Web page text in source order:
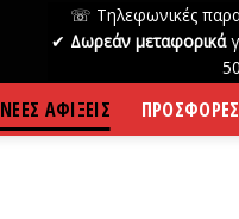
☏ Τηλεφωνικές
✔ Δωρεάν μεταφορικά
ΝΕΕΣ ΑΦΙΞΕΙΣ ΠΡΟΣΦΟΡΕΣ